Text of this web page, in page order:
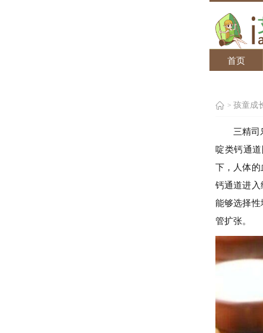
首页
> 孩童成
三精司
啶类钙通
下，人体的
钙通道进入
能够选择性
管扩张。